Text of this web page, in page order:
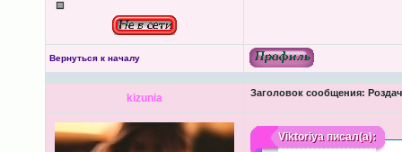
Вернуться к началу
kizunia Заголовок сообщения:
Viktoriyaписал(а):